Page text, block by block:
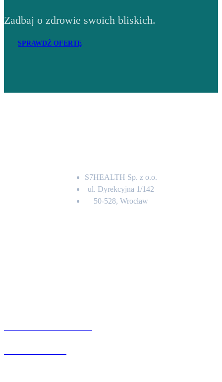
Zadbaj o zdrowie swoich bliskich.
SPRAWDŹ OFERTĘ
S7HEALTH Sp. z o.o.
ul. Dyrekcyjna 1/142
50-528, Wrocław